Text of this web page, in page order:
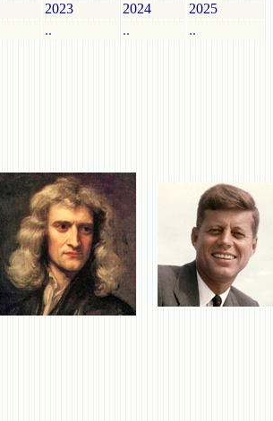
2023 2024
2025
.. .. ..